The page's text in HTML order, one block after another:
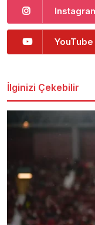
YouTube
İlginizi Çekebilir